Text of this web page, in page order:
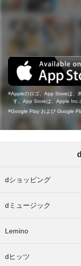
Appleのロゴ、App Storeは、
す。App Storeは、Apple Inc.
Google Play および Google
dショッピング
dミュージック
Lemino
dヒッツ